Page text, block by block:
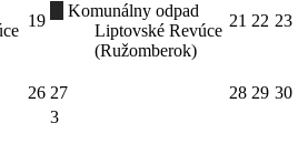
19
Komunálny odpad
Liptovské Revúce
(Ružomberok)
21 22 23
26 27 28 29 30
3